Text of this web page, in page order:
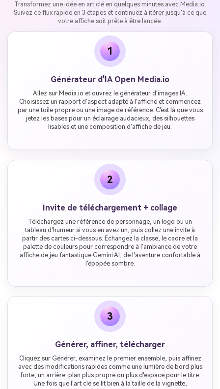
Transformez une idée en art clé en quelques minutes avec Media.io.
Suivez ce flux rapide en 3 étapes et continuez à itérer jusqu'à ce que
votre affiche soit prête à être lancée.
1
Générateur d'IA Open Media.io
Allez sur Media.io et ouvrez le générateur d'images IA.
Choisissez un rapport d'aspect adapté à l'affiche et commencez
par une toile propre ou une image de référence. C'est là que vous
jetez les bases pour un éclairage audacieux, des silhouettes
lisables et une composition d'affiche de jeu.
2
Invite de téléchargement + collage
Téléchargez une référence de personnage, un logo ou un
tableau d'humeur si vous en avez un, puis collez une invite à
partir des cartes ci-dessous. Échangez la classe, le cadre et la
palette de couleurs pour correspondre à l'ambiance de votre
affiche de jeu fantastique Gemini AI, de l'aventure confortable à
l'épopée sombre.
3
Générer, affiner, télécharger
Cliquez sur Générer, examinez le premier ensemble, puis affinez
avec des modifications rapides comme une lumière de bord plus
forte, un arrière-plan plus propre ou plus d'espace pour le titre.
Une fois que l'art clé se lit bien à la taille de la vignette,